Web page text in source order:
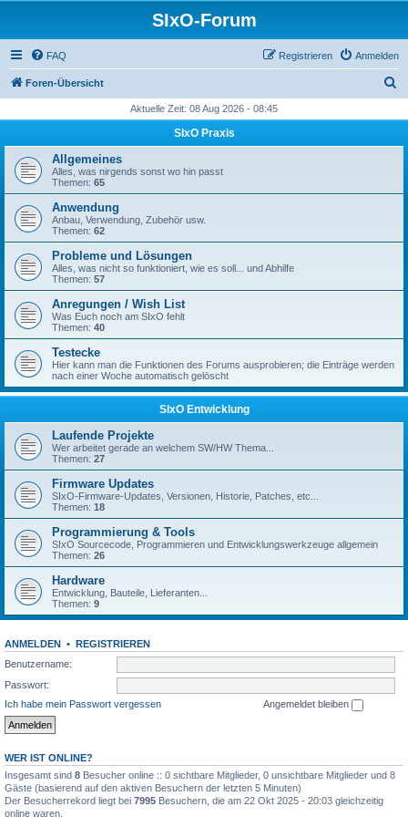
SIxO-Forum
FAQ Anmelden
Registrieren
Foren-Übersicht
h
Aktuelle Zeit: 08 Aug 2026 - 08:45
SIxO Praxis
Allgemeines
Alles, was nirgends sonst wo hin passt
Themen: 65
Anwendung
Anbau, Verwendung, Zubehör usw.
Themen: 62
Probleme und Lösungen
Alles, was nicht so funktioniert, wie es soll... und Abhilfe
Themen: 57
Anregungen / Wish List
Was Euch noch am SIxO fehlt
Themen: 40
Testecke
Hier kann man die Funktionen des Forums ausprobieren; die Einträge werden
nach einer Woche automatisch gelöscht
SIxO Entwicklung
Laufende Projekte
Wer arbeitet gerade an welchem SW/HW Thema...
Themen: 27
Firmware Updates
SIxO-Firmware-Updates, Versionen, Historie, Patches, etc...
Themen: 18
Programmierung & Tools
SIxO Sourcecode, Programmieren und Entwicklungswerkzeuge allgemein
Themen: 26
Hardware
Entwicklung, Bauteile, Lieferanten...
Themen: 9
ANMELDEN • REGISTRIEREN
Benutzername:
Passwort:
Ich habe mein Passwort vergessen
Angemeldet bleiben
WER IST ONLINE?
Insgesamt sind 8 Besucher online :: 0 sichtbare Mitglieder, 0 unsichtbare Mitglieder und 8
Gäste (basierend auf den aktiven Besuchern der letzten 5 Minuten)
Der Besucherrekord liegt bei 7995 Besuchern, die am 22 Okt 2025 - 20:03 gleichzeitig
online waren.